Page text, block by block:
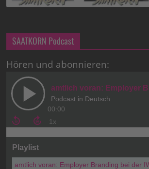
SAATKORN Podcast
Hören und abonnieren: